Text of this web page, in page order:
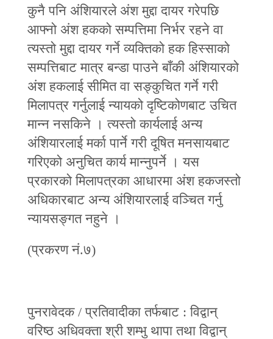
कुनै पनि अंशियारले अंश मुद्दा दायर गरेपछि
आफ्नो अंश हकको सम्पत्तिमा निर्भर रहने वा
त्यस्तो मुद्दा दायर गर्ने व्यक्तिको हक हिस्साको
सम्पत्तिबाट मात्र बन्डा पाउने बाँकी अंशियारको
अंश हकलाई सीमित वा सङ्कुचित गर्ने गरी
मिलापत्र गर्नुलाई न्यायको दृष्टिकोणबाट उचित
मान्‍न नसकिने । त्यस्तो कार्यलाई अन्य
अंशियारलाई मर्का पार्ने गरी दूषित मनसायबाट
गरिएको अनुचित कार्य मान्‍नुपर्ने । यस
प्रकारको मिलापत्रका आधारमा अंश हकजस्तो
अधिकारबाट अन्य अंशियारलाई वञ्‍चित गर्नु
न्यायसङ्गत नहुने ।
(प्रकरण नं.७)
पुनरावेदक / प्रतिवादीका तर्फबाट : विद्वान्‌
वरिष्ठ अधिवक्ता श्री शम्भु थापा तथा विद्वान्‌